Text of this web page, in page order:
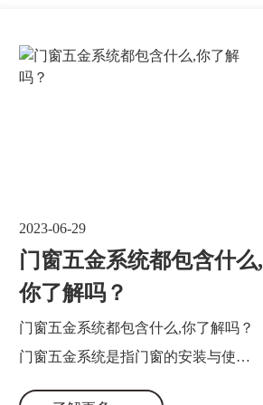
2023-06-29
门窗五金系统都包含什么,
你了解吗？
门窗五金系统都包含什么,你了解吗？
门窗五金系统是指门窗的安装与使用